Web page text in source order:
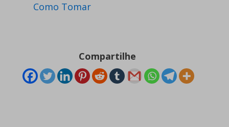
Como Tomar
Compartilhe